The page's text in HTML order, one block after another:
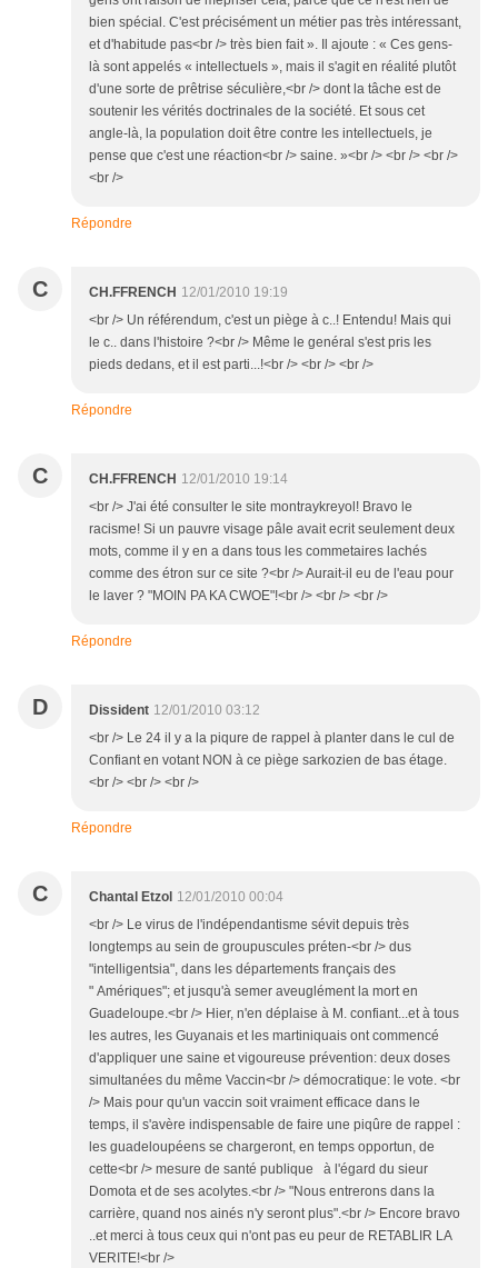
bien spécial. C'est précisément un métier pas très intéressant,
et d'habitude pas<br /> très bien fait ». Il ajoute : « Ces gens-
là sont appelés « intellectuels », mais il s'agit en réalité plutôt
d'une sorte de prêtrise séculière,<br /> dont la tâche est de
soutenir les vérités doctrinales de la société. Et sous cet
angle-là, la population doit être contre les intellectuels, je
pense que c'est une réaction<br /> saine. »<br /> <br /> <br />
<br />
Répondre
C CH.FFRENCH 12/01/2010 19:19
<br /> Un référendum, c'est un piège à c..! Entendu! Mais qui
le c.. dans l'histoire ?<br /> Même le genéral s'est pris les
pieds dedans, et il est parti...!<br /> <br /> <br />
Répondre
C CH.FFRENCH 12/01/2010 19:14
<br /> J'ai été consulter le site montraykreyol! Bravo le
racisme! Si un pauvre visage pâle avait ecrit seulement deux
mots, comme il y en a dans tous les commetaires lachés
comme des étron sur ce site ?<br /> Aurait-il eu de l'eau pour
le laver ? "MOIN PA KA CWOE"!<br /> <br /> <br />
Répondre
D Dissident 12/01/2010 03:12
<br /> Le 24 il y a la piqure de rappel à planter dans le cul de
Confiant en votant NON à ce piège sarkozien de bas étage.
<br /> <br /> <br />
Répondre
C Chantal Etzol 12/01/2010 00:04
<br /> Le virus de l'indépendantisme sévit depuis très
longtemps au sein de groupuscules préten-<br /> dus
"intelligentsia", dans les départements français des
" Amériques"; et jusqu'à semer aveuglément la mort en
Guadeloupe.<br /> Hier, n'en déplaise à M. confiant...et à tous
les autres, les Guyanais et les martiniquais ont commencé
d'appliquer une saine et vigoureuse prévention: deux doses
simultanées du même Vaccin<br /> démocratique: le vote. <br
/> Mais pour qu'un vaccin soit vraiment efficace dans le
temps, il s'avère indispensable de faire une piqûre de rappel :
les guadeloupéens se chargeront, en temps opportun, de
cette<br /> mesure de santé publique à l'égard du sieur
Domota et de ses acolytes.<br /> "Nous entrerons dans la
carrière, quand nos ainés n'y seront plus".<br /> Encore bravo
..et merci à tous ceux qui n'ont pas eu peur de RETABLIR LA
VERITE!<br />